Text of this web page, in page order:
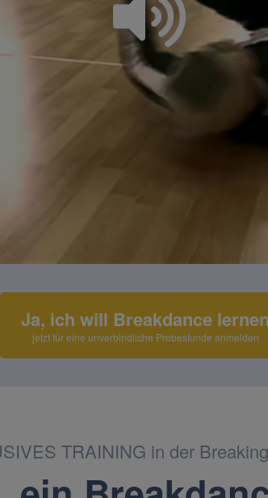
Ja, ich will Breakdance lernen
jetzt für eine unverbindliche Probestunde anmelden
TRAINING in der